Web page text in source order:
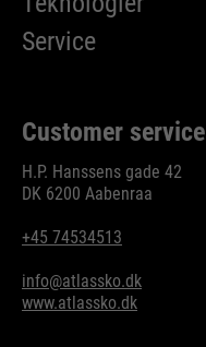
Service
Customer service
H.P. Hanssens gade 42
DK 6200 Aabenraa
+45 74534513
info@atlassko.dk
www.atlassko.dk